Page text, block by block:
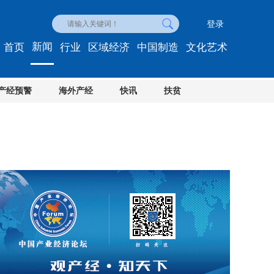
登录
首页 新闻
经预警 海外产经 快讯 扶贫
行业 区域经济 中国制造 文化艺术